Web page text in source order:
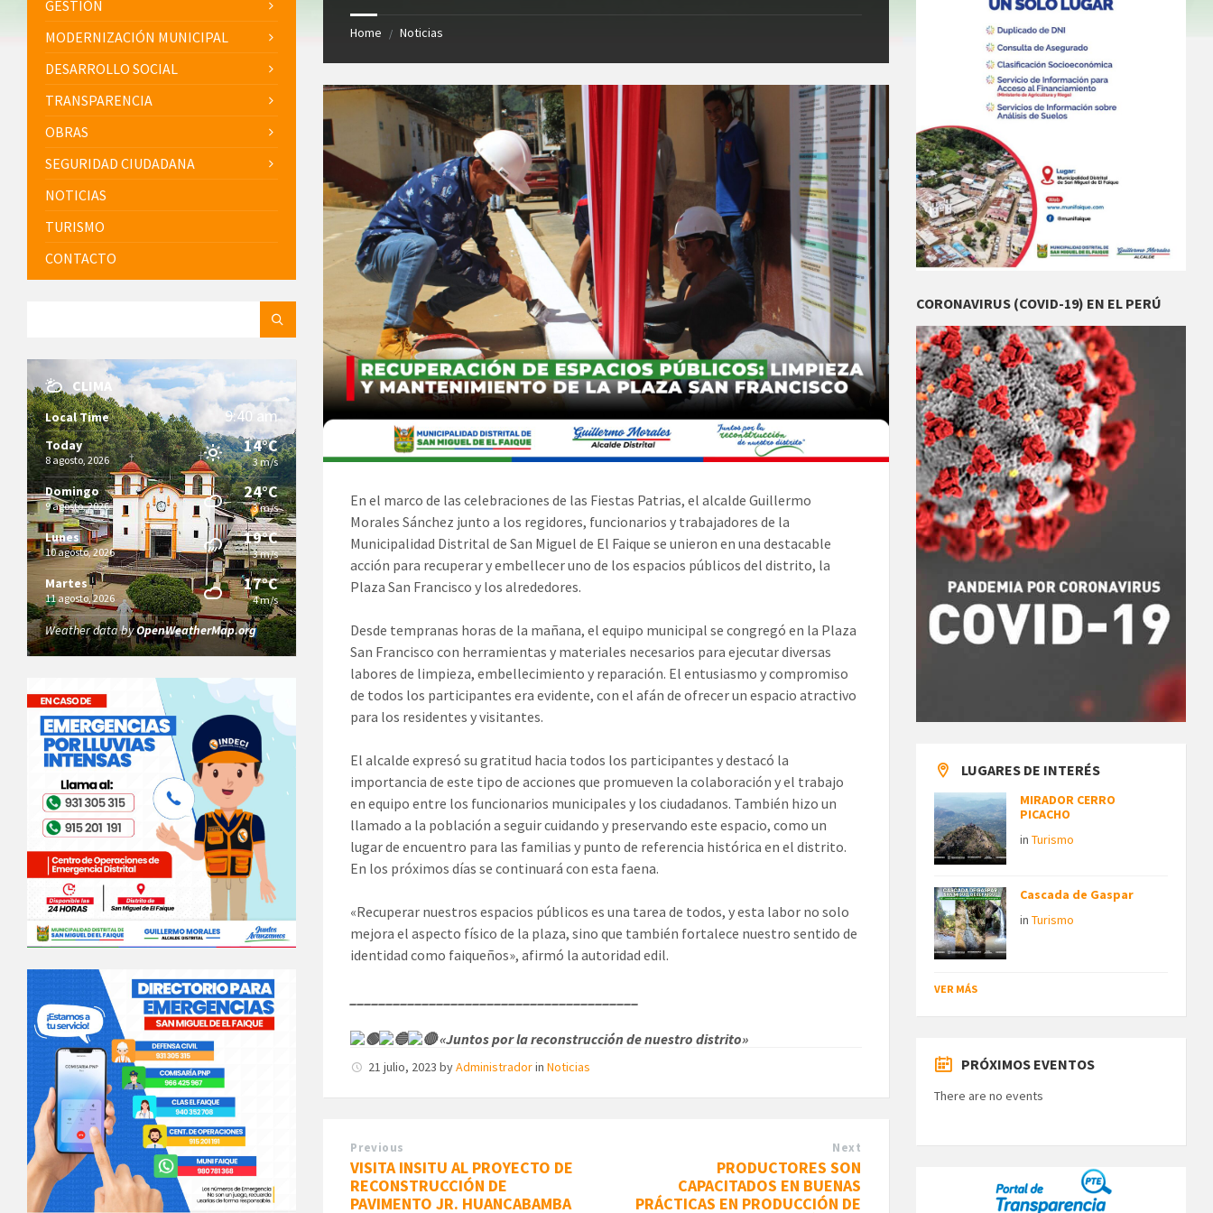
Home / Noticias
En el marco de las celebraciones de las Fiestas Patrias, el alcalde Guillermo
Morales Sánchez junto a los regidores, funcionarios y trabajadores de la
Municipalidad Distrital de San Miguel de El Faique se unieron en una destacable
acción para recuperar y embellecer uno de los espacios públicos del distrito, la
Plaza San Francisco y los alrededores.
Desde tempranas horas de la mañana, el equipo municipal se congregó en la Plaza
San Francisco con herramientas y materiales necesarios para ejecutar diversas
labores de limpieza, embellecimiento y reparación. El entusiasmo y compromiso
de todos los participantes era evidente, con el afán de ofrecer un espacio atractivo
para los residentes y visitantes.
El alcalde expresó su gratitud hacia todos los participantes y destacó la
importancia de este tipo de acciones que promueven la colaboración y el trabajo
en equipo entre los funcionarios municipales y los ciudadanos. También hizo un
llamado a la población a seguir cuidando y preservando este espacio, como un
lugar de encuentro para las familias y punto de referencia histórica en el distrito.
En los próximos días se continuará con esta faena.
«Recuperar nuestros espacios públicos es una tarea de todos, y esta labor no solo
mejora el aspecto físico de la plaza, sino que también fortalece nuestro sentido de
identidad como faiqueños», afirmó la autoridad edil.
«Juntos por la reconstrucción de nuestro distrito»
21 julio, 2023byAdministradorinNoticias
Previous
VISITA INSITU AL PROYECTO DE
RECONSTRUCCIÓN DE
PAVIMENTO JR. HUANCABAMBA
Next
PRODUCTORES SON
CAPACITADOS EN BUENAS
PRÁCTICAS EN PRODUCCIÓN DE
GESTIÓN
MODERNIZACIÓN MUNICIPAL
DESARROLLO SOCIAL
TRANSPARENCIA
OBRAS
SEGURIDAD CIUDADANA
NOTICIAS
TURISMO
CONTACTO
CLIMA
Local Time 9:40 am
Today
8 agosto, 2026
14°C
3 m/s
Domingo
9 agosto, 2026
24°C
3 m/s
Lunes
10 agosto, 2026
19°C
3 m/s
Martes
11 agosto, 2026
17°C
4 m/s
Weather data byOpenWeatherMap.org
CORONAVIRUS (COVID-19) EN EL PERÚ
LUGARES DE INTERÉS
MIRADOR CERRO
PICACHO
inTurismo
Cascada de Gaspar
inTurismo
VER MÁS
PRÓXIMOS EVENTOS
There are no events